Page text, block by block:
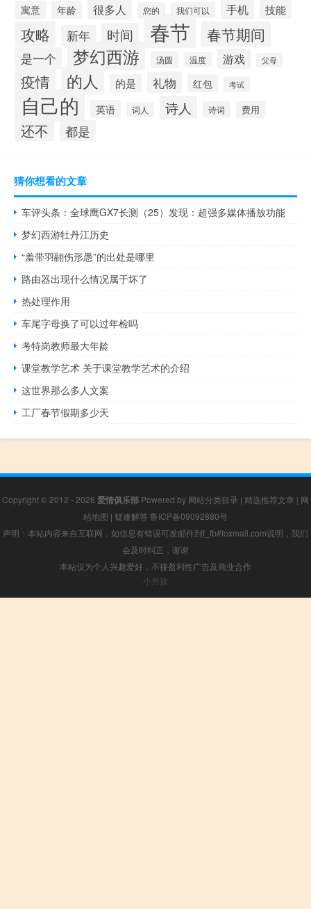
寓意 年龄 很多人 您的 我们可以 手机 技能
攻略 新年 时间 春节 春节期间
是一个 梦幻西游 汤圆 温度 游戏 父母
疫情 的人 的是 礼物 红包 考试
自己的 英语 词人 诗人 诗词 费用
还不 都是
猜你想看的文章
车评头条：全球鹰GX7长测（25）发现：超强多媒体播放功能
梦幻西游牡丹江历史
“羞带羽翮伤形愚”的出处是哪里
路由器出现什么情况属于坏了
热处理作用
车尾字母换了可以过年检吗
考特岗教师最大年龄
课堂教学艺术 关于课堂教学艺术的介绍
这世界那么多人文案
工厂春节假期多少天
Copyright © 2012 - 2026 爱情俱乐部 Powered by 网站分类目录 | 精选推荐文章 | 网
站地图 | 疑难解答 鲁ICP备09092880号
声明：本站内容来自互联网，如信息有错误可发邮件到f_fb#foxmail.com说明，我们
会及时纠正，谢谢
本站仅为个人兴趣爱好，不接盈利性广告及商业合作
小男孩